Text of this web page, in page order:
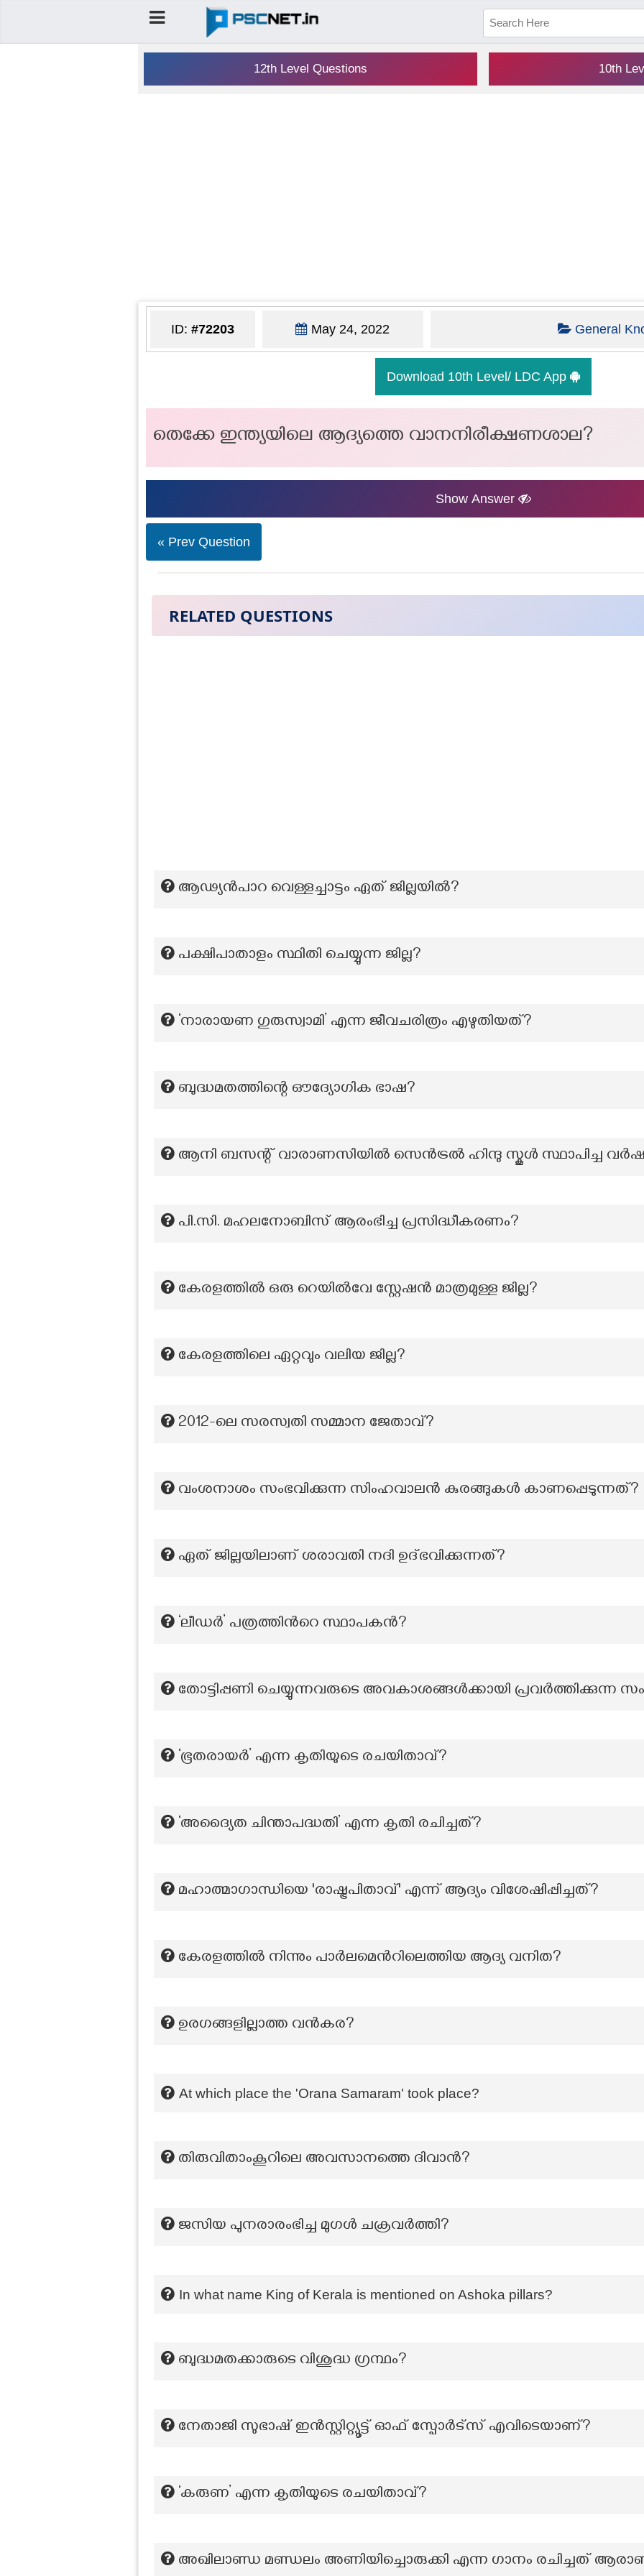
12th Level Questions 10th
ID: #72203 May 24, 2022 General
Download 10th Level/ LDC App
തെക്കേ ഇന്ത്യയിലെ ആദ്യത്തെ വാനനിരീക്ഷണശാല?
Show Answer
« Prev Question
RELATED QUESTIONS
ആഢ്യൻപാറ വെള്ളച്ചാട്ടം ഏത് ജില്ലയിൽ?
പക്ഷിപാതാളം സ്ഥിതി ചെയ്യുന്ന ജില്ല?
‘നാരായണ ഗുരുസ്വാമി’ എന്ന ജീവചരിത്രം എഴുതിയത്?
ബുദ്ധമതത്തിന്റെ ഔദ്യോഗിക ഭാഷ?
ആനി ബസന്റ് വാരാണസിയിൽ സെൻട്രൽ ഹിന്ദു സ്കൂൾ സ്ഥാപിച്ച
പി.സി. മഹലനോബിസ് ആരംഭിച്ച പ്രസിദ്ധീകരണം?
കേരളത്തിൽ ഒരു റെയിൽവേ സ്റ്റേഷൻ മാത്രമുള്ള ജില്ല?
കേരളത്തിലെ ഏറ്റവും വലിയ ജില്ല?
2012-ലെ സരസ്വതി സമ്മാന ജേതാവ്?
വംശനാശം സംഭവിക്കുന്ന സിംഹവാലന്‍ കുരങ്ങുകള്‍ കാണപ്പെടുന്നത്?
ഏത് ജില്ലയിലാണ് ശരാവതി നദി ഉദ്ഭവിക്കുന്നത്?
‘ലീഡർ’ പത്രത്തിന്‍റെ സ്ഥാപകന്‍?
തോട്ടിപ്പണി ചെയ്യുന്നവരുടെ അവകാശങ്ങൾക്കായി പ്രവർത്തിക്കുന്ന
‘ഭൂതരായർ’ എന്ന കൃതിയുടെ രചയിതാവ്?
‘അദ്യൈത ചിന്താപദ്ധതി’ എന്ന കൃതി രചിച്ചത്?
മഹാത്മാഗാന്ധിയെ 'രാഷ്ട്രപിതാവ്' എന്ന് ആദ്യം വിശേഷിപ്പിച്ചത്?
കേരളത്തിൽ നിന്നും പാർലമെൻറിലെത്തിയ ആദ്യ വനിത?
ഉരഗങ്ങളില്ലാത്ത വൻകര?
At which place the 'Orana Samaram' took place?
തിരുവിതാംകൂറിലെ അവസാനത്തെ ദിവാൻ?
ജസിയ പുനരാരംഭിച്ച മുഗൾ ചക്രവർത്തി?
In what name King of Kerala is mentioned on Ashoka pillars?
ബുദ്ധമതക്കാരുടെ വിശുദ്ധ ഗ്രന്ഥം?
നേതാജി സുഭാഷ് ഇൻസ്റ്റിറ്റ്യൂട്ട് ഓഫ് സ്പോർട്സ് എവിടെയാണ്?
‘കരുണ’ എന്ന കൃതിയുടെ രചയിതാവ്?
അഖിലാണ്ഡ മണ്ഡലം അണിയിച്ചൊരുക്കി എന്ന ഗാനം രചിച്ചത്